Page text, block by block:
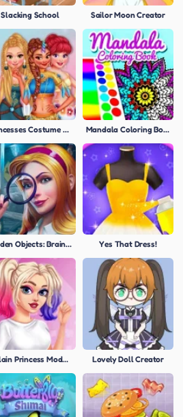
Slacking School Sailor Moon Creator
Princesses Costume Party Mandala Coloring Book
Hidden Objects: Brain Teaser Yes That Dress!
Villain Princess Modern Styles Lovely Doll Creator